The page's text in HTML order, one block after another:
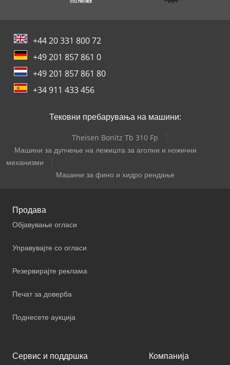
+44 20 331 800 72
+49 201 857 861 0
+49 201 857 861 80
+34 911 433 456
Тековни пребарувања на машини:
Theisen Bonitz Tb 310 Fp
Машини за дупчење на лежишта за аголни и ножични
механизми
Машини за фино и хидро рендање
Продава
Објавување огласи
Управувајте со огласи
Резервирајте реклама
Печат за доверба
Поднесете аукција
Сервис и поддршка Компанија